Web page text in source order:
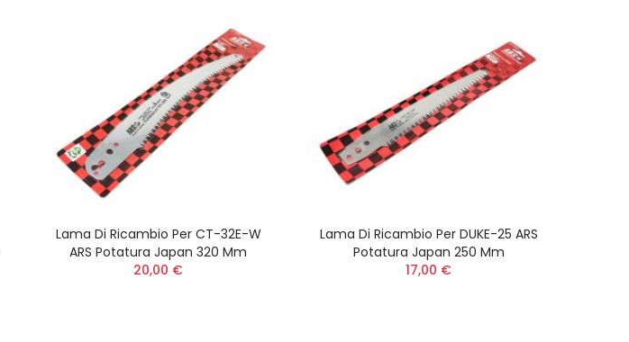
Lama Di Ricambio Per CT-32E-W
ARS Potatura Japan 320 Mm
20,00 €
Lama Di Ricambio Per DUKE-25 ARS
Potatura Japan 250 Mm
17,00 €